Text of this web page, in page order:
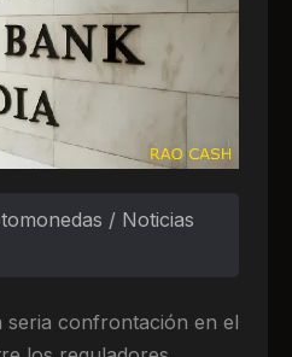
/ Noticias
seria confrontación en el